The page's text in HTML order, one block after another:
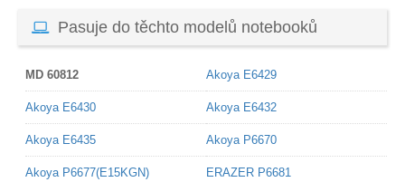
Pasuje do těchto modelů notebooků
MD 60812 Akoya E6429
Akoya E6430 Akoya E6432
Akoya E6435 Akoya P6670
Akoya P6677(E15KGN) ERAZER P6681